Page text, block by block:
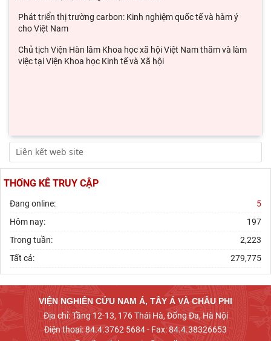
Phát triển thị trường carbon: Kinh nghiệm quốc tế và hàm ý
cho Việt Nam
Chủ tịch Viện Hàn lâm Khoa học xã hội Việt Nam thăm và làm
việc tại Viện Khoa học Kinh tế và Xã hội
THỐNG KÊ TRUY CẬP
Đang online:
5
Hôm nay:
197
Trong tuần:
2,223
Tất cả:
279,775
VIỆN NGHIÊN CỨU NAM Á, TÂY Á VÀ CHÂU PHI
Địa chỉ: Tầng 12-13, 176 Thái Hà, Đống Đa, Hà Nội
Điện thoại: 84.4.3762 5684 - Fax: 84.4.38326653